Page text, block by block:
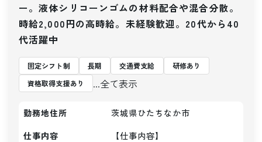
ー。液体シリコーンゴムの材料配合や混合分散。
時給2,000円の高時給。未経験歓迎。20代から40
代活躍中
固定シフト制 長期 交通費支給
研修あり
資格取得支援あり
...全て表示
勤務地住所
茨城県ひたちなか市
仕事内容
【仕事内容】